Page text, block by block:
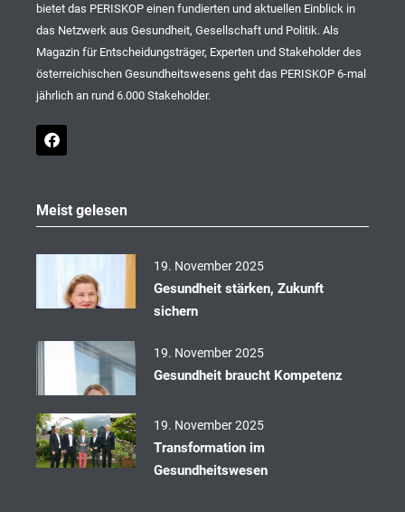
bietet das PERISKOP einen fundierten und aktuellen Einblick in
das Netzwerk aus Gesundheit, Gesellschaft und Politik. Als
Magazin für Entscheidungsträger, Experten und Stakeholder des
österreichischen Gesundheitswesens geht das PERISKOP 6-mal
jährlich an rund 6.000 Stakeholder.
F
a
c
o
o
Meist gelesen
19. November 2025
Gesundheit stärken, Zukunft
sichern
19. November 2025
Gesundheit braucht Kompetenz
19. November 2025
Transformation im
Gesundheitswesen